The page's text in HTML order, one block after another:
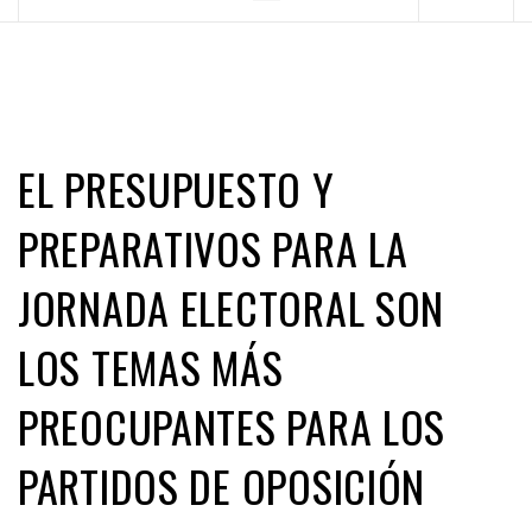
EL PRESUPUESTO Y
PREPARATIVOS PARA LA
JORNADA ELECTORAL SON
LOS TEMAS MÁS
PREOCUPANTES PARA LOS
PARTIDOS DE OPOSICIÓN